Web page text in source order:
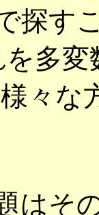
探す
を多
々な
はそ